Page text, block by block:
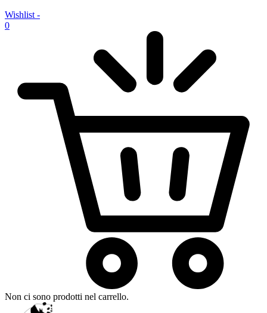
Wishlist -
0
Non ci sono prodotti nel carrello.